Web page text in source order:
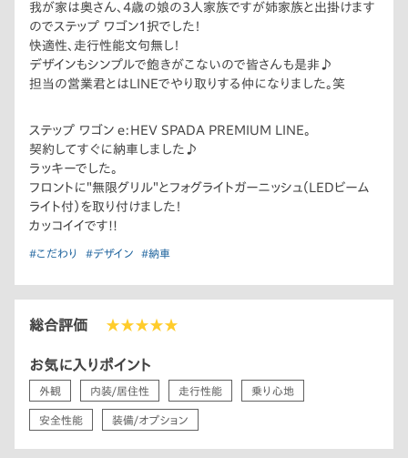
我が家は奥さん、4歳の娘の3人家族ですが姉家族と出掛けます
のでステップ ワゴン1択でした！
快適性、走行性能文句無し！
デザインもシンプルで飽きがこないので皆さんも是非♪
担当の営業君とはLINEでやり取りする仲になりました。笑
ステップ ワゴン e:HEV SPADA PREMIUM LINE。
契約してすぐに納車しました♪
ラッキーでした。
フロントに＂無限グリル＂とフォグライトガーニッシュ（LEDビーム
ライト付）を取り付けました！
カッコイイです!!
#こだわり #デザイン #納車
総合評価 ★★★★★
お気に入りポイント
外観 内装/居住性 走行性能 乗り心地
安全性能 装備/オプション